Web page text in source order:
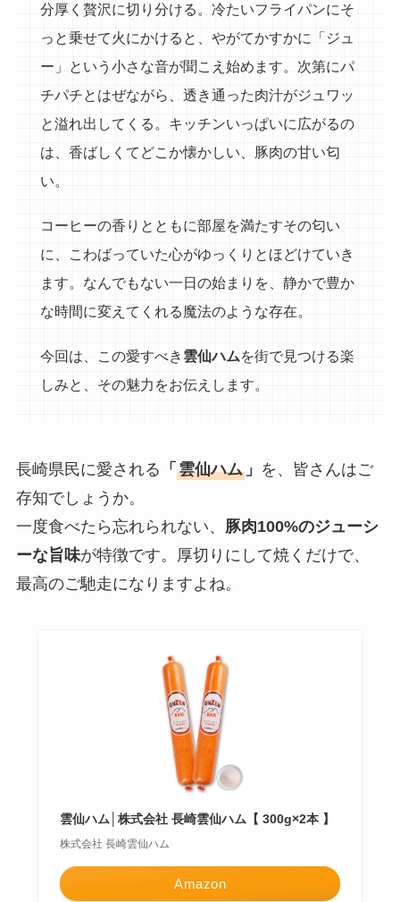
分厚く贅沢に切り分ける。冷たいフライパンにそ
っと乗せて火にかけると、やがてかすかに「ジュ
ー」という小さな音が聞こえ始めます。次第にパ
チパチとはぜながら、透き通った肉汁がジュワッ
と溢れ出してくる。キッチンいっぱいに広がるの
は、香ばしくてどこか懐かしい、豚肉の甘い匂
い。
コーヒーの香りとともに部屋を満たすその匂い
に、こわばっていた心がゆっくりとほどけていき
ます。なんでもない一日の始まりを、静かで豊か
な時間に変えてくれる魔法のような存在。
今回は、この愛すべき 雲仙ハムを街で見つける楽
しみと、その魅力をお伝えします。
長崎県民に愛される 「 雲仙ハム」 を、皆さんはご
存知でしょうか。
一度食べたら忘れられない、 豚肉100%のジューシ
ーな旨味が特徴です。厚切りにして焼くだけで、
最高のご馳走になりますよね。
雲仙ハム│株式会社 長崎雲仙ハム【 300g×2本 】
株式会社 長崎雲仙ハム
Amazon